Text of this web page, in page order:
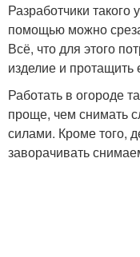
Разработчики такого
помощью можно
Всё, что для этого
изделие и
Работать в огороде
проще, чем снимать
силами. Кроме того,
заворачивать